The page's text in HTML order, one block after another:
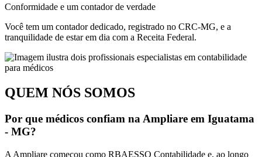
Conformidade e um contador de verdade
Você tem um contador dedicado, registrado no CRC-MG, e a
tranquilidade de estar em dia com a Receita Federal.
QUEM NÓS SOMOS
Por que médicos confiam na Ampliare em Iguatama
- MG?
A Ampliare começou como RBAESSO Contabilidade e, ao longo